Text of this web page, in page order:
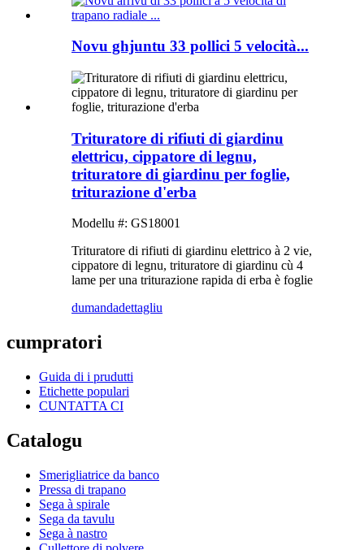
Novu ghjuntu 33 pollici 5 velocità...
Trituratore di rifiuti di giardinu
elettricu, cippatore di legnu,
trituratore di giardinu per foglie,
triturazione d'erba
Modellu #: GS18001
Trituratore di rifiuti di giardinu elettrico à 2 vie,
cippatore di legnu, trituratore di giardinu cù 4
lame per una triturazione rapida di erba è foglie
dumandadettagliu
cumpratori
Guida di i prudutti
Etichette populari
CUNTATTA CI
Catalogu
Smerigliatrice da banco
Pressa di trapano
Sega à spirale
Sega da tavulu
Sega à nastro